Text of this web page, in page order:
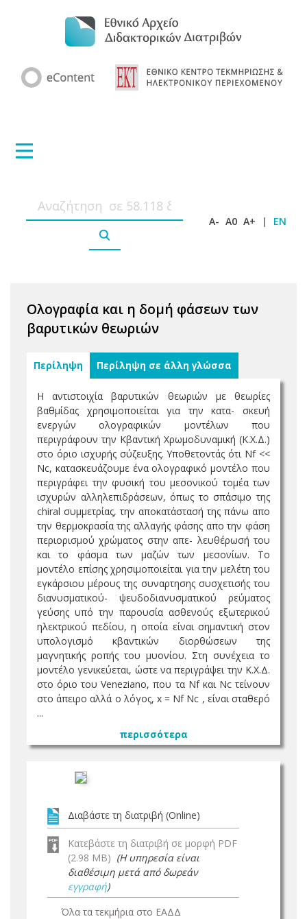
A- A0 A+ | EN
Ολογραφία και η δομή φάσεων των
βαρυτικών θεωριών
Περίληψη Περίληψη σε άλλη γλώσσα
Η αντιστοιχία βαρυτικών θεωριών με θεωρίες
βαθμίδας χρησιμοποιείται για την κατα- σκευή
ενεργών ολογραφικών μοντέλων που
περιγράφουν την Κβαντική Χρωμοδυναμική (Κ.Χ.Δ.)
στο όριο ισχυρής σύζευξης. Υποθετοντάς ότι Nf <<
Nc, κατασκευάζουμε ένα ολογραφικό μοντέλο που
περιγράφει την φυσική του μεσονικού τομέα των
ισχυρών αλληλεπιδράσεων, όπως το σπάσιμο της
chiral συμμετρίας, την αποκατάστασή της πάνω απο
την θερμοκρασία της αλλαγής φάσης απο την φάση
περιορισμού χρώματος στην απε- λευθέρωσή του
και το φάσμα των μαζών των μεσονίων. Το
μοντέλο επίσης χρησιμοποιείται για την μελέτη του
εγκάρσιου μέρους της συναρτησης συσχετισής του
διανυσματικού- ψευδοδιανυσματικού ρεύματος
γεύσης υπό την παρουσία ασθενούς εξωτερικού
ηλεκτρικού πεδίου, η οποία είναι σημαντική στον
υπολογισμό κβαντικών διορθώσεων της
μαγνητικής ροπής του μυονίου. Στη συνέχεια το
μοντέλο γενικεύεται, ώστε να περιγράψει την Κ.Χ.Δ.
στο όριο του Veneziano, που τα Nf και Nc τείνουν
στο άπειρο αλλά ο λόγος, x = Nf Nc , είναι σταθερό
...
περισσότερα
Διαβάστε τη διατριβή (Online)
Κατεβάστε τη διατριβή σε μορφή PDF
(2.98 MB) (Η υπηρεσία είναι
διαθέσιμη μετά από δωρεάν
εγγραφή)
Όλα τα τεκμήρια στο ΕΑΔΔ